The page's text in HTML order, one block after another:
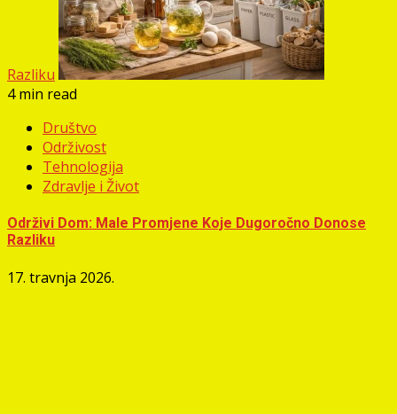
Razliku
4 min read
Društvo
Održivost
Tehnologija
Zdravlje i Život
Održivi Dom: Male Promjene Koje Dugoročno Donose
Razliku
17. travnja 2026.